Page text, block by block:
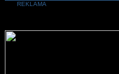
REKLAMA